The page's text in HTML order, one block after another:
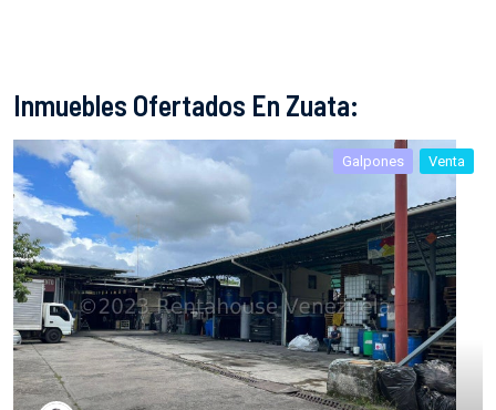
Inmuebles Ofertados En Zuata:
Galpones Venta